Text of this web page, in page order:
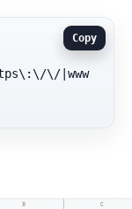
\/|www
Copy